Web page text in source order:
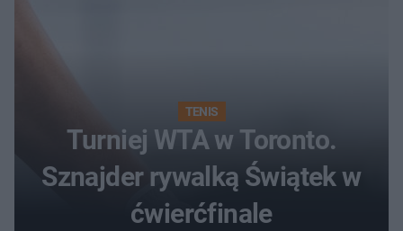
TENIS
Turniej WTA w Toronto.
Sznajder rywalką Świątek w
ćwierćfinale